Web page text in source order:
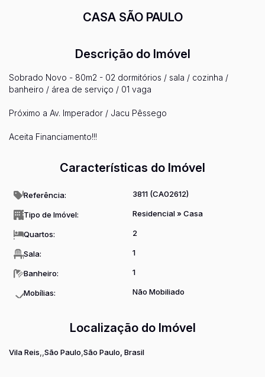
CASA SÃO PAULO
Descrição do Imóvel
Sobrado Novo - 80m2 - 02 dormitórios / sala / cozinha /
banheiro / área de serviço / 01 vaga
Próximo a Av. Imperador / Jacu Pêssego
Aceita Financiamento!!!
Características do Imóvel
Referência: 3811 (CA02612)
Tipo de Imóvel: Residencial» Casa
Quartos: 2
Sala: 1
Banheiro: 1
Mobílias: Não Mobiliado
Localização do Imóvel
Vila Reis São Paulo São Paulo, Brasil